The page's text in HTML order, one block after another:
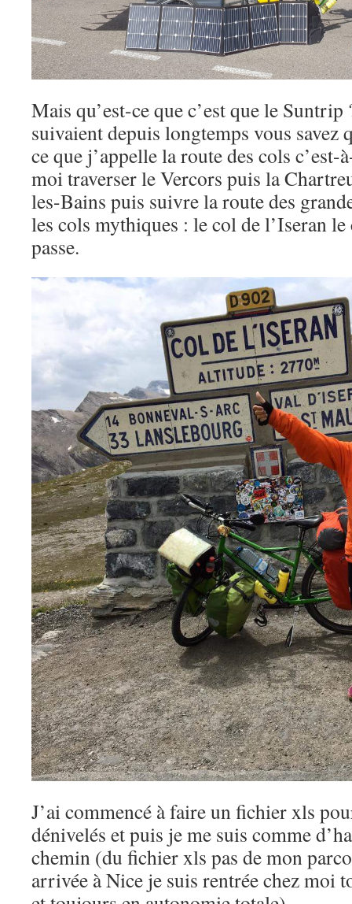
Mais qu’est-ce que c’est que le
suivaient depuis longtemps vous savez
ce que j’appelle la route des cols
moi traverser le Vercors puis la
les-Bains puis suivre la route des
les cols mythiques : le col de l’Iseran
passe.
J’ai commencé à faire un fichier xls
dénivelés et puis je me suis comme
chemin (du fichier xls pas de mon
arrivée à Nice je suis rentrée chez moi